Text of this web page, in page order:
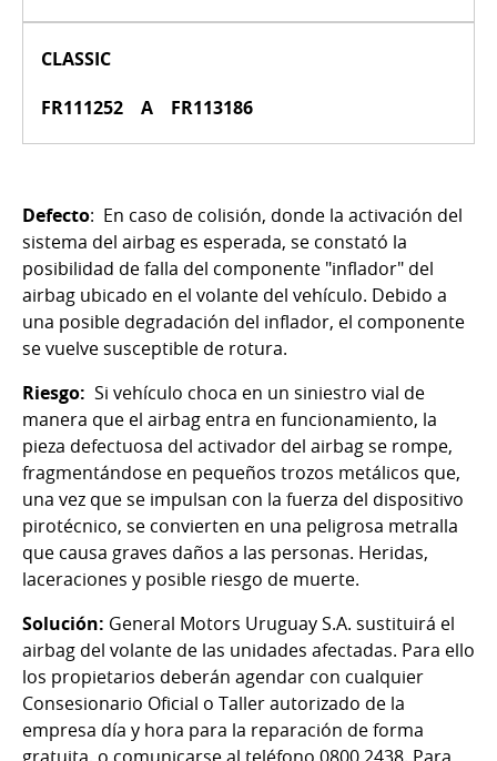
CLASSIC
FR111252 A FR113186
Defecto: En caso de colisión, donde la activación del
sistema del airbag es esperada, se constató la
posibilidad de falla del componente "inflador" del
airbag ubicado en el volante del vehículo. Debido a
una posible degradación del inflador, el componente
se vuelve susceptible de rotura.
Riesgo: Si vehículo choca en un siniestro vial de
manera que el airbag entra en funcionamiento, la
pieza defectuosa del activador del airbag se rompe,
fragmentándose en pequeños trozos metálicos que,
una vez que se impulsan con la fuerza del dispositivo
pirotécnico, se convierten en una peligrosa metralla
que causa graves daños a las personas. Heridas,
laceraciones y posible riesgo de muerte.
Solución: General Motors Uruguay S.A. sustituirá el
airbag del volante de las unidades afectadas. Para ello
los propietarios deberán agendar con cualquier
Consesionario Oficial o Taller autorizado de la
empresa día y hora para la reparación de forma
gratuita, o comunicarse al teléfono 0800 2438. Para